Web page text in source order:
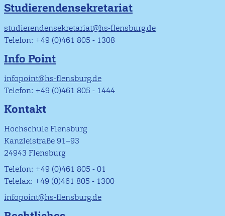
Studierendensekretariat
studierendensekretariat@hs-flensburg.de
Telefon: +49 (0)461 805 - 1308
Info Point
infopoint@hs-flensburg.de
Telefon: +49 (0)461 805 - 1444
Kontakt
Hochschule Flensburg
Kanzleistraße 91–93
24943 Flensburg
Telefon: +49 (0)461 805 - 01
Telefax: +49 (0)461 805 - 1300
infopoint@hs-flensburg.de